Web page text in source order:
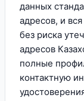
данных
адресов, и
без риска
адресов
полные
контактную